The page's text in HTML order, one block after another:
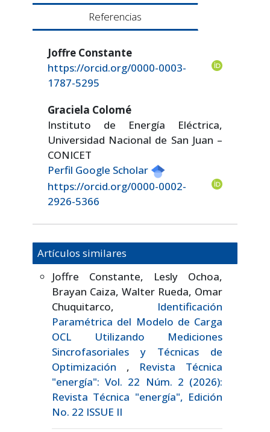
Referencias
Joffre Constante
https://orcid.org/0000-0003-
1787-5295
Graciela Colomé
Instituto de Energía Eléctrica,
Universidad Nacional de San Juan –
CONICET
Perfil Google Scholar
https://orcid.org/0000-0002-
2926-5366
Artículos similares
Joffre Constante, Lesly Ochoa,
Brayan Caiza, Walter Rueda, Omar
Chuquitarco, Identificación
Paramétrica del Modelo de Carga
OCL Utilizando Mediciones
Sincrofasoriales y Técnicas de
Optimización , Revista Técnica
"energía": Vol. 22 Núm. 2 (2026):
Revista Técnica "energía", Edición
No. 22 ISSUE II